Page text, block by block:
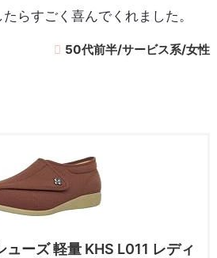
らすごく喜んでくれました。
50代前半/サービス系/女性
ーズ 軽量 KHS L011 レディ